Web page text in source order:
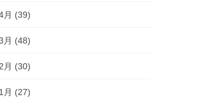
月 (39)
月 (48)
月 (30)
月 (27)